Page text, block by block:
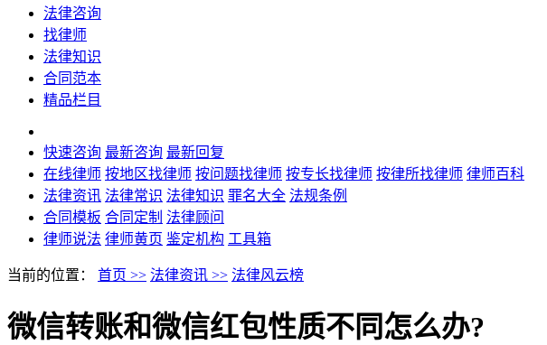
法律咨询
找律师
法律知识
合同范本
精品栏目
快速咨询 最新咨询 最新回复
在线律师 按地区找律师 按问题找律师 按专长找律师 按律所找律师 律师百科
法律资讯 法律常识 法律知识 罪名大全 法规条例
合同模板 合同定制 法律顾问
律师说法 律师黄页 鉴定机构 工具箱
当前的位置： 首页 >> 法律资讯 >> 法律风云榜
微信转账和微信红包性质不同怎么办?